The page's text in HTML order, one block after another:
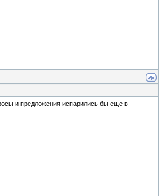
и предложения испарились бы еще в